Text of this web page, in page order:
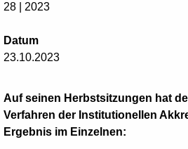
28 | 2023
Datum
23.10.2023
Auf seinen Herbstsitzungen hat
Verfahren der Institutionellen
Ergebnis im Einzelnen: